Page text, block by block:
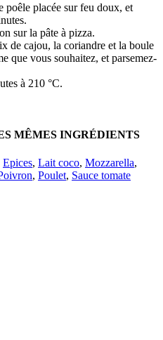
poêle placée sur feu doux, et
sur la pâte à pizza.
de cajou, la coriandre et la boule
que vous souhaitez, et parsemez-
à 210 °C.
MÊMES INGRÉDIENTS
Epices, Lait coco, Mozzarella,
, Poulet, Sauce tomate